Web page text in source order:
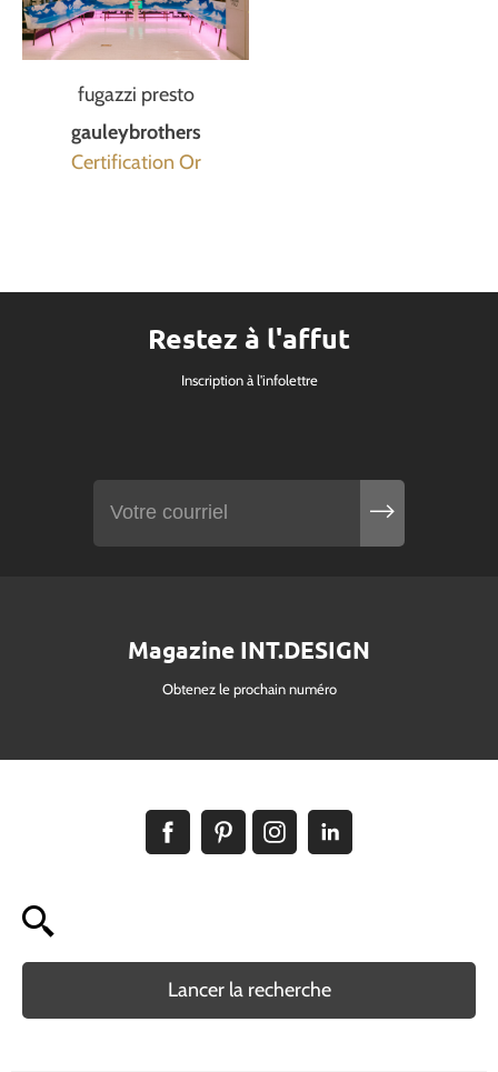
fugazzi presto
gauleybrothers
Certification Or
Restez à l'affut
Inscription à l'infolettre
Magazine INT.DESIGN
Obtenez le prochain numéro
Lancer la recherche